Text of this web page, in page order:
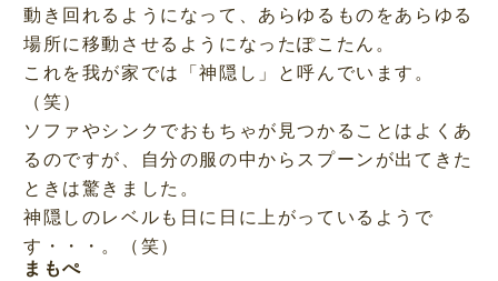
動き回れるようになって、あらゆるものをあらゆる
場所に移動させるようになったぽこたん。
これを我が家では「神隠し」と呼んでいます。
（笑）
ソファやシンクでおもちゃが見つかることはよくあ
るのですが、自分の服の中からスプーンが出てきた
ときは驚きました。
神隠しのレベルも日に日に上がっているようで
す・・・。（笑）
まもぺ